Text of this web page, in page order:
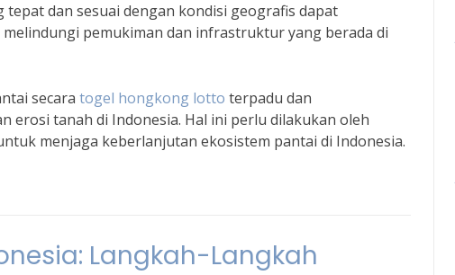
dan sesuai dengan kondisi geografis dapat
pemukiman dan infrastruktur yang berada di
secara togel hongkong lotto terpadu dan
erosi tanah di Indonesia. Hal ini perlu dilakukan oleh
menjaga keberlanjutan ekosistem pantai di Indonesia.
Langkah-Langkah